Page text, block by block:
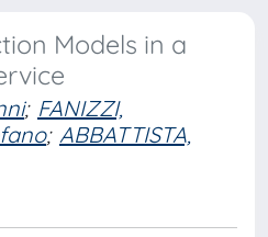
Models in a
; FANIZZI,
; ABBATTISTA,